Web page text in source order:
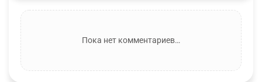
Пока нет комментариев…